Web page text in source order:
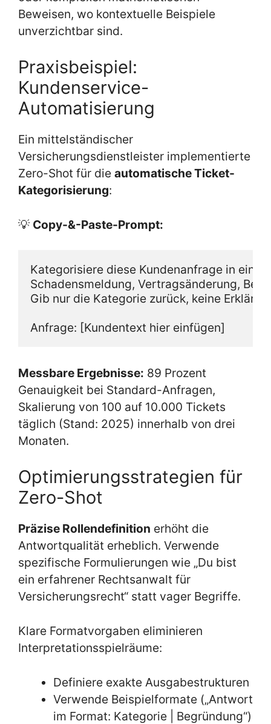
Beweisen, wo kontextuelle Beispiele
unverzichtbar sind.
Praxisbeispiel:
Kundenservice-
Automatisierung
Ein mittelständischer
Versicherungsdienstleister implementierte
Zero-Shot für die automatische Ticket-
Kategorisierung:
💡 Copy-&-Paste-Prompt:
Kategorisiere diese Kundenanfrage in eine
Schadensmeldung, Vertragsänderung,
Gib nur die Kategorie zurück, keine
Messbare Ergebnisse: 89 Prozent
Genauigkeit bei Standard-Anfragen,
Skalierung von 100 auf 10.000 Tickets
täglich (Stand: 2025) innerhalb von drei
Monaten.
Optimierungsstrategien für
Zero-Shot
Präzise Rollendefinition erhöht die
Antwortqualität erheblich. Verwende
spezifische Formulierungen wie „Du bist
ein erfahrener Rechtsanwalt für
Versicherungsrecht“ statt vager Begriffe.
Klare Formatvorgaben eliminieren
Interpretationsspielräume:
Definiere exakte Ausgabestrukturen
Verwende Beispielformate („Antwort
im Format: Kategorie | Begründung“)